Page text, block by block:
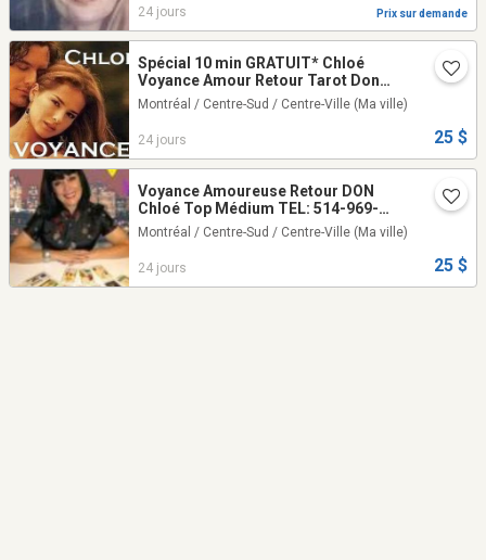
24 jours Prix sur demande
Spécial 10 min GRATUIT* Chloé
Voyance Amour Retour Tarot Don
UNIQUE Vérité Réponse CLAIRE en
DIRECT TEL: 514-969-2563
Montréal / Centre-Sud / Centre-Ville (Ma ville)
24 jours 25 $
Voyance Amoureuse Retour DON
Chloé Top Médium TEL: 514-969-
2563
Montréal / Centre-Sud / Centre-Ville (Ma ville)
24 jours 25 $